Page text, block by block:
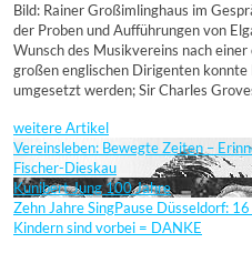
Bild: Rainer Großimlinghaus im
der Proben und Aufführungen von
Wunsch des Musikvereins nach
großen englischen Dirigenten
umgesetzt werden; Sir Charles
weitere Artikel
Vereinsleben: Bewegte Zeiten –
Fischer-Dieskau
Kunibert Jung 100 Jahre
Zehn Jahre SingPause Düsseldorf:
Kindern sind vorbei = DANKE